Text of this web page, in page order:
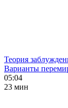
Теория
Варианты
05:04
23 мин